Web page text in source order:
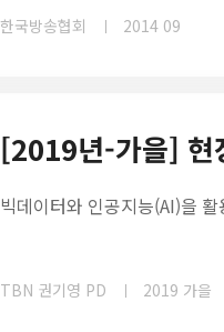
한국방송협회 2014 09
[2019년-가을] 현
빅데이터와 인공지능(AI)을
TBN 권기영 PD 2019 가을